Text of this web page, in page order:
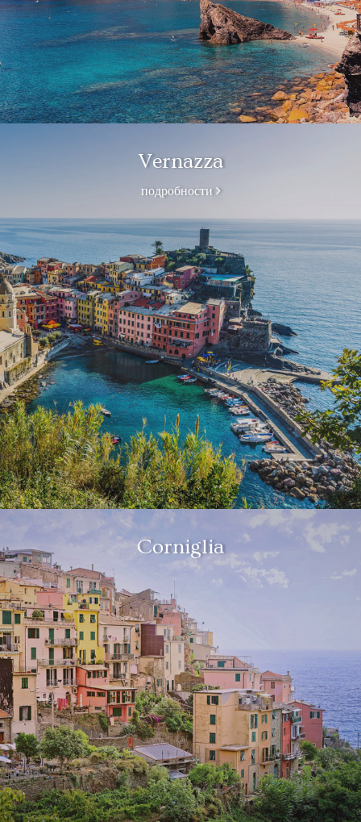
Vernazza
подробности
Corniglia